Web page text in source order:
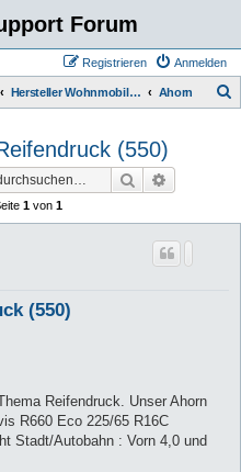
Forum
Anmelden
Registrieren
Hersteller Wohnmobile Caravan Ahorn
(550)
Suche
1 von 1
(550)
Reifendruck. Unser Ahorn
R660 Eco 225/65 R16C
Stadt/Autobahn : Vorn 4,0 und